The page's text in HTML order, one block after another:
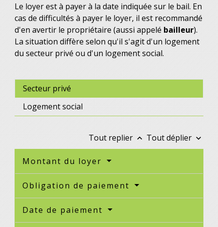
Le loyer est à payer à la date indiquée sur le bail. En
cas de difficultés à payer le loyer, il est recommandé
d'en avertir le propriétaire (aussi appelé bailleur).
La situation diffère selon qu'il s'agit d'un logement
du secteur privé ou d'un logement social.
Secteur privé
Logement social
Tout replier keyboard_arrow_up Tout déplier keyboard_arrow_down
Montant du loyer
Obligation de paiement
Date de paiement